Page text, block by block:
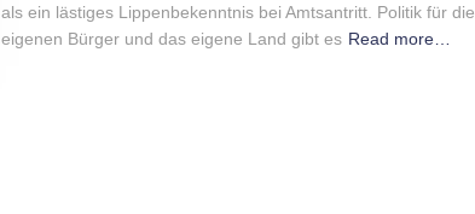
als ein lästiges Lippenbekenntnis bei Amtsantritt. Politik für die
eigenen Bürger und das eigene Land gibt es Read more…